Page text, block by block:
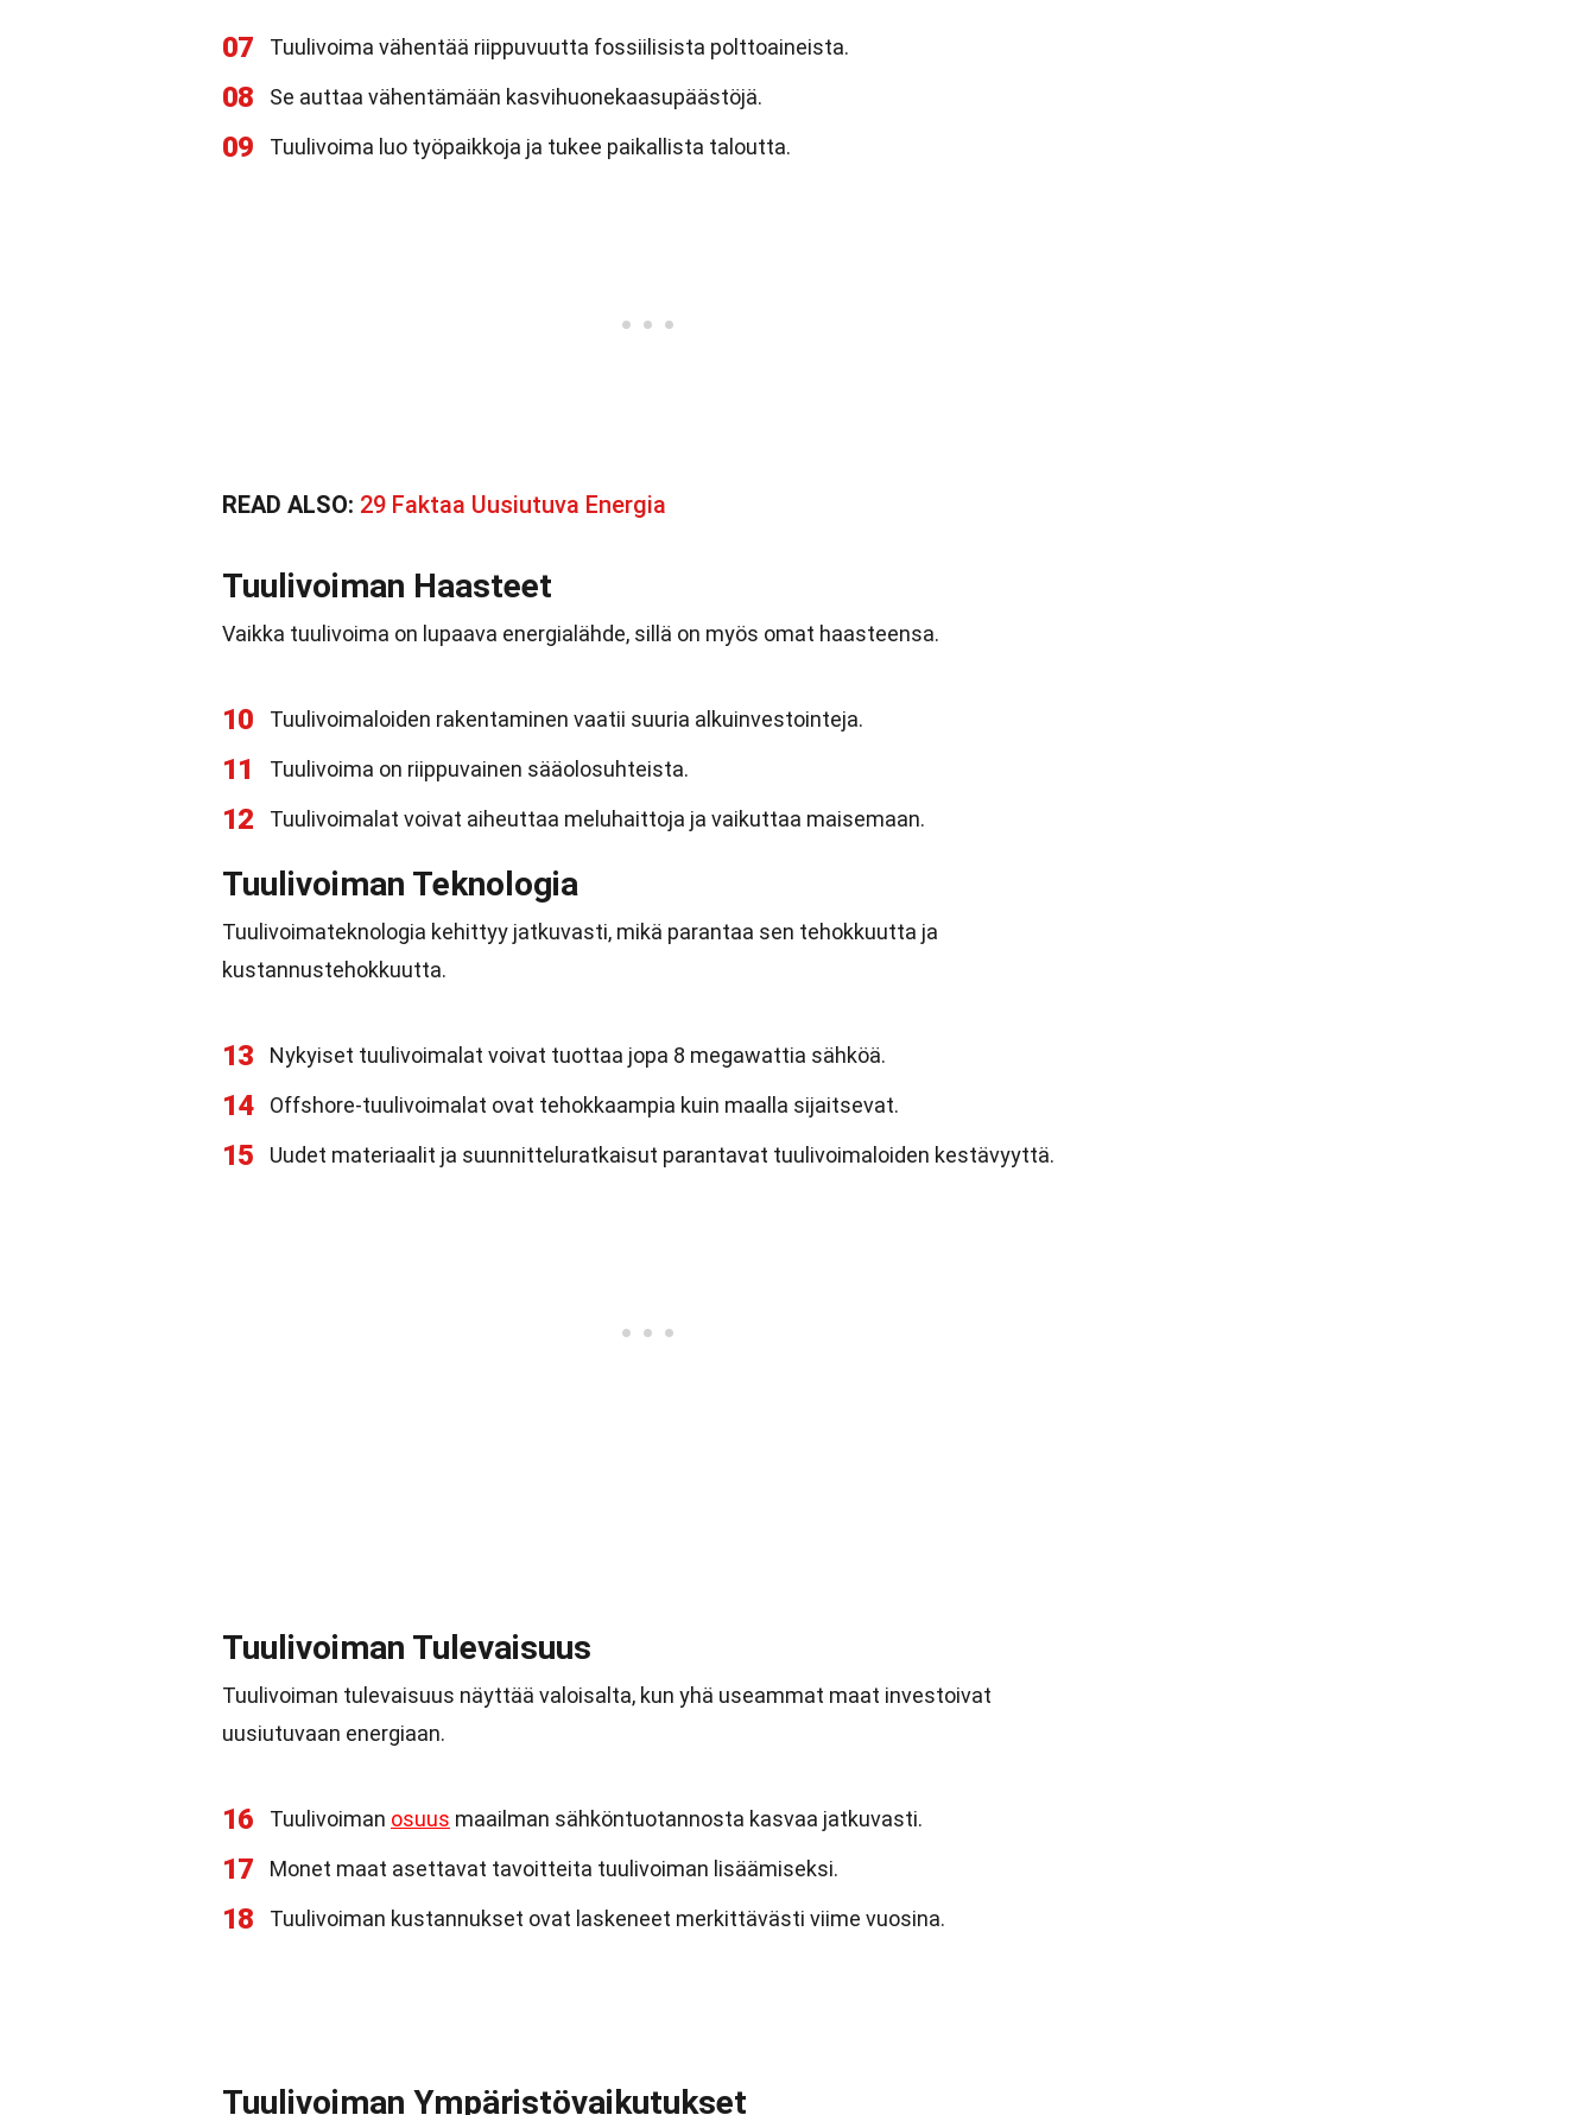
07 Tuulivoima vähentää riippuvuutta fossiilisista polttoaineista.
08 Se auttaa vähentämään kasvihuonekaasupäästöjä.
09 Tuulivoima luo työpaikkoja ja tukee paikallista taloutta.
READ ALSO: 29 Faktaa Uusiutuva Energia
Tuulivoiman Haasteet
Vaikka tuulivoima on lupaava energialähde, sillä on myös omat haasteensa.
10 Tuulivoimaloiden rakentaminen vaatii suuria alkuinvestointeja.
11 Tuulivoima on riippuvainen sääolosuhteista.
12 Tuulivoimalat voivat aiheuttaa meluhaittoja ja vaikuttaa maisemaan.
Tuulivoiman Teknologia
Tuulivoimateknologia kehittyy jatkuvasti, mikä parantaa sen tehokkuutta ja
kustannustehokkuutta.
13 Nykyiset tuulivoimalat voivat tuottaa jopa 8 megawattia sähköä.
14 Offshore-tuulivoimalat ovat tehokkaampia kuin maalla sijaitsevat.
15 Uudet materiaalit ja suunnitteluratkaisut parantavat tuulivoimaloiden kestävyyttä.
Tuulivoiman Tulevaisuus
Tuulivoiman tulevaisuus näyttää valoisalta, kun yhä useammat maat investoivat
uusiutuvaan energiaan.
16 Tuulivoiman osuus maailman sähköntuotannosta kasvaa jatkuvasti.
17 Monet maat asettavat tavoitteita tuulivoiman lisäämiseksi.
18 Tuulivoiman kustannukset ovat laskeneet merkittävästi viime vuosina.
Tuulivoiman Ympäristövaikutukset